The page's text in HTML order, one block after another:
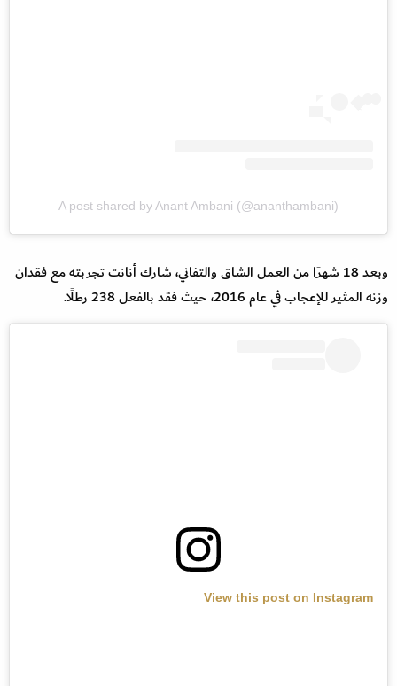
A post shared by Anant Ambani (@ananthambani)
وبعد 18 شهرًا من العمل الشاق والتفاني، شارك أنانت تجربته مع فقدان
وزنه المثير للإعجاب في عام 2016، حيث فقد بالفعل 238 رطلًا.
View this post on Instagram